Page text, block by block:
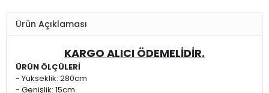
Ürün Açıklaması
KARGO ALICI ÖDEMELİDİR.
ÜRÜN ÖLÇÜLERİ
- Yükseklik: 280cm
- Genişlik: 15cm